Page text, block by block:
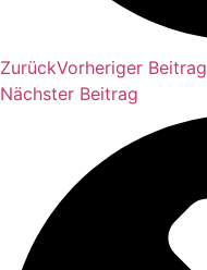
ZurückVorheriger Beitrag
Nächster Beitrag